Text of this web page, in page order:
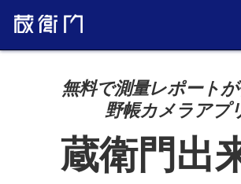
無料で測量レポート
野帳カメラアプ
蔵衛門出